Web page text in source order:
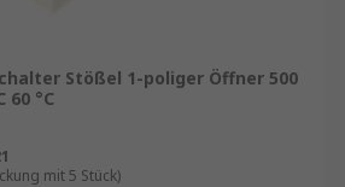
Stößel 1-poliger Öffner 500
60 °C
mit 5 Stück)